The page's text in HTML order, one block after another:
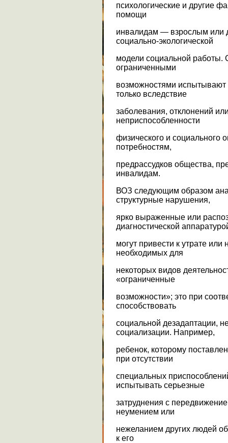
психологические и другие
помощи
инвалидам — взрослым или
социально-экологической
модели социальной работы.
ограниченными
возможностями испытывают
только вследствие
заболевания, отклонений
неприспособленности
физического и социального
потребностям,
предрассудков общества,
инвалидам.
ВОЗ следующим образом
структурные нарушения,
ярко выраженные или
диагностической
могут привести к утрате
необходимых для
некоторых видов
«ограниченные
возможности»; это при
способствовать
социальной дезадаптации,
социализации. Например,
ребенок, которому
при отсутствии
специальных
испытывать серьезные
затруднения с
неумением или
нежеланием других людей
к его